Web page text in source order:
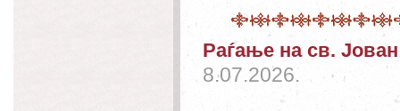
Раѓање на св.
8.07.2026.